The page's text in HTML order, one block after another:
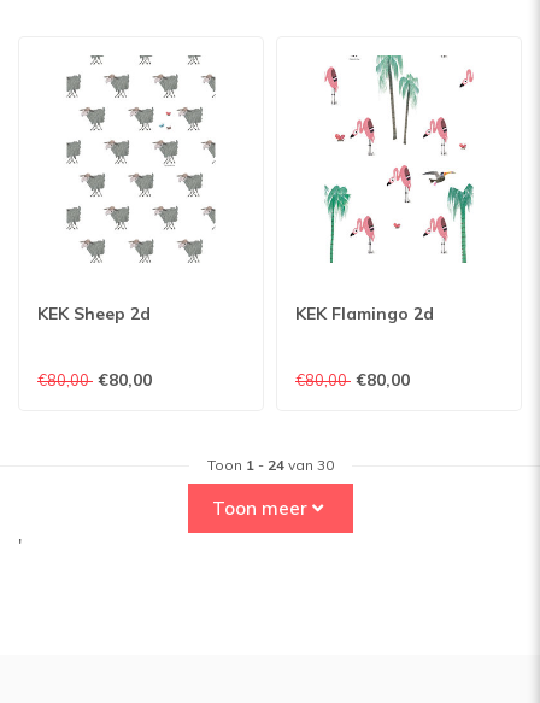
KEK Sheep 2d
€80,00 €80,00
KEK Flamingo 2d
€80,00 €80,00
Toon 1- 24van 30
Toon meer
'